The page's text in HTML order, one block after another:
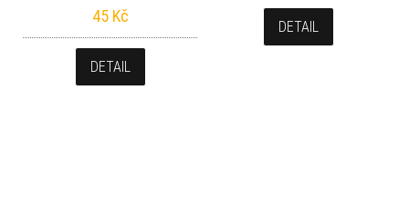
45 Kč
DETAIL
DETAIL